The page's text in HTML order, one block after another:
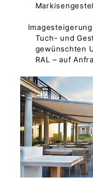
Tuch- und
gewünschten
RAL – auf